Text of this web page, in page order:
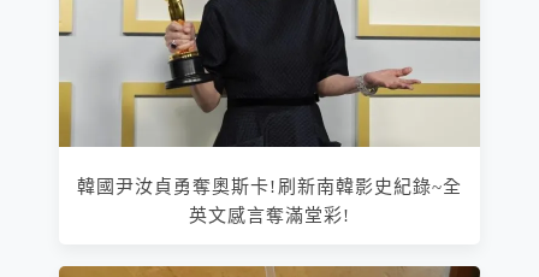
韓國尹汝貞勇奪奧斯卡!刷新南韓影史紀錄~全
英文感言奪滿堂彩!